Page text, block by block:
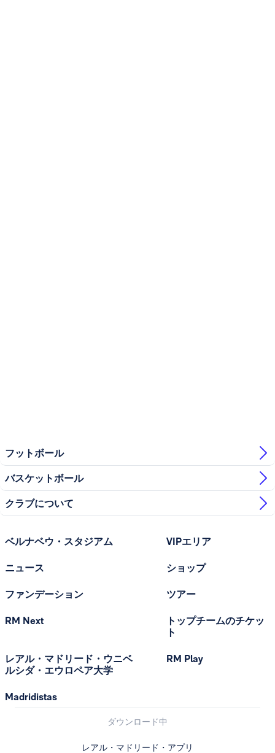
フットボール
バスケットボール
クラブについて
ベルナベウ・スタジアム
ニュース
ファンデーション
RM Next
レアル・マドリード・ウニベ
ルシダ・エウロペア大学
Madridistas
VIPエリア
ショップ
ツアー
トップチームのチケッ
ト
RM Play
ダウンロード中
レアル・マドリード・アプリ